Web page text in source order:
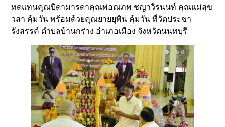
ทดแทนคุณบิดามารดาคุณพ่อณภพ ชญาวิรนนท์ คุณแม่สุข
วสา คุ้มวัน พร้อมด้วยคุณยายยุพิน คุ้มวัน ที่วัดประชา
รังสรรค์ ตำบลบ้านกร่าง อำเภอเมือง จังหวัดนนทบุรี